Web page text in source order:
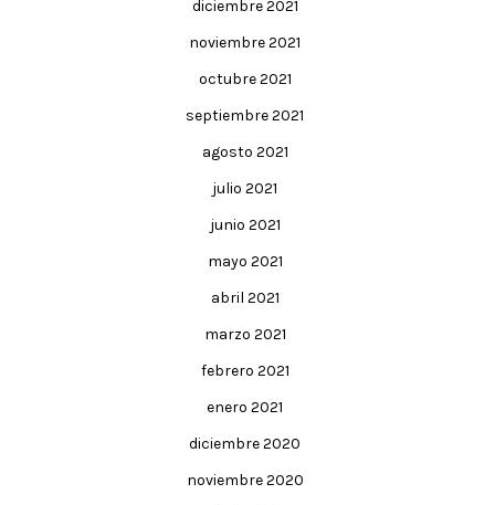
diciembre 2021
noviembre 2021
octubre 2021
septiembre 2021
agosto 2021
julio 2021
junio 2021
mayo 2021
abril 2021
marzo 2021
febrero 2021
enero 2021
diciembre 2020
noviembre 2020